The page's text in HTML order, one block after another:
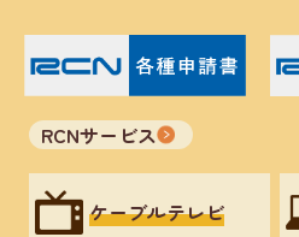
RCNサービス
ケーブルテレビ